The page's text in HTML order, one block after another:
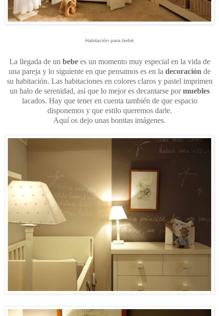
Habitación para bebé
La llegada de un bebees un momento muy especial en la vida de
una pareja y lo siguiente en que pensamos es en la decoración de
su habitación. Las habitaciones en colores claros y pastel imprimen
un halo de serenidad, así que lo mejor es decantarse pormuebles
lacados. Hay que tener en cuenta también de que espacio
disponemos y que estilo queremos darle.
Aquí os dejo unas bonitas imágenes.